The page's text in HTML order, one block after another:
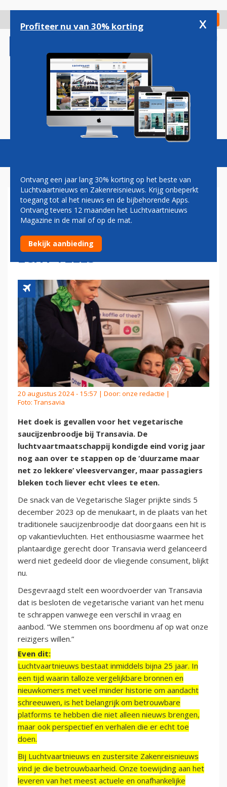
gaan
Check in
Magazine Podcasts Vacatures
VEGETARISCHE SNACK
TRANSAVIA VALT NIET IN DE
SMAAK: REIZIGER EET LIEVER
ÉCHT VLEES
20 augustus 2024 - 15:57 | Door: onze redactie |
Foto: Transavia
Het doek is gevallen voor het vegetarische
saucijzenbroodje bij Transavia. De
luchtvaartmaatschappij kondigde eind vorig jaar
nog aan over te stappen op de ‘duurzame maar
net zo lekkere’ vleesvervanger, maar passagiers
bleken toch liever echt vlees te eten.
De snack van de Vegetarische Slager prijkte sinds 5
december 2023 op de menukaart, in de plaats van het
traditionele saucijzenbroodje dat doorgaans een hit is
op vakantievluchten. Het enthousiasme waarmee het
plantaardige gerecht door Transavia werd gelanceerd
werd niet gedeeld door de vliegende consument, blijkt
nu.
Desgevraagd stelt een woordvoerder van Transavia
dat is besloten de vegetarische variant van het menu
te schrappen vanwege een verschil in vraag en
aanbod. “We stemmen ons boordmenu af op wat onze
reizigers willen.”
Even dit:
Luchtvaartnieuws bestaat inmiddels bijna 25 jaar. In
een tijd waarin talloze vergelijkbare bronnen en
nieuwkomers met veel minder historie om aandacht
schreeuwen, is het belangrijk om betrouwbare
platforms te hebben die niet alleen nieuws brengen,
maar ook perspectief en verhalen die er echt toe
doen.
Bij Luchtvaartnieuws en zustersite Zakenreisnieuws
vind je die betrouwbaarheid. Onze toewijding aan het
leveren van het meest actuele en onafhankelijke
Profiteer nu van 30% korting x
Ontvang een jaar lang 30% korting op het beste van
Luchtvaartnieuws en Zakenreisnieuws. Krijg onbeperkt
toegang tot al het nieuws en de bijbehorende Apps.
Ontvang tevens 12 maanden het Luchtvaartnieuws
Magazine in de mail of op de mat.
Bekijk aanbieding